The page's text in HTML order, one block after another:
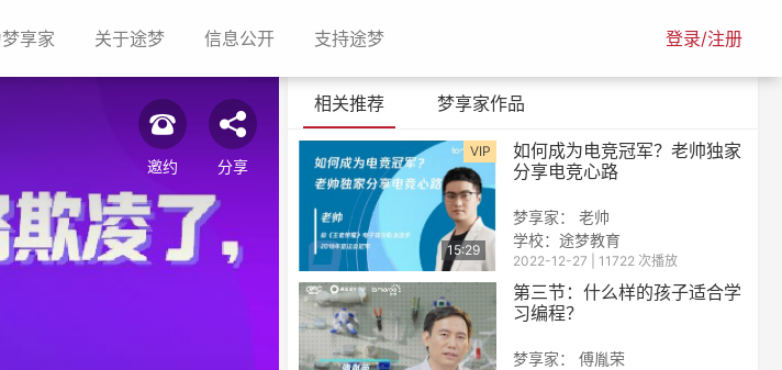
享家(current)关于途梦(current)信息公开(current)支持途梦(current) 登录/注册
邀约 分享
相关推荐 梦享家作品
VIP
15:29
如何成为电竞冠军？老帅独家
分享电竞心路
梦享家： 老帅
学校： 途梦教育
2022-12-27 | 11722 次播放
第三节：什么样的孩子适合学
习编程？
梦享家： 傅胤荣